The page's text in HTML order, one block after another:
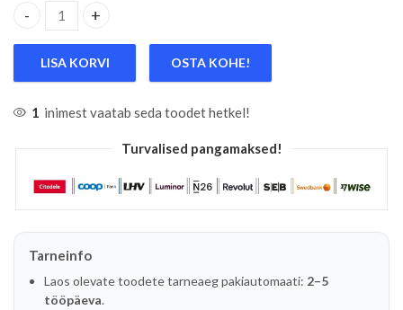
20V AKU LED KÄSILAMP 500LM/1000LM, MAX 10W, 0-90°,
LISA KORVI OSTA KOHE!
1 inimest vaatab seda toodet hetkel!
Turvalised pangamaksed!
Tarneinfo
Laos olevate toodete tarneaeg pakiautomaati: 2–5
tööpäeva.